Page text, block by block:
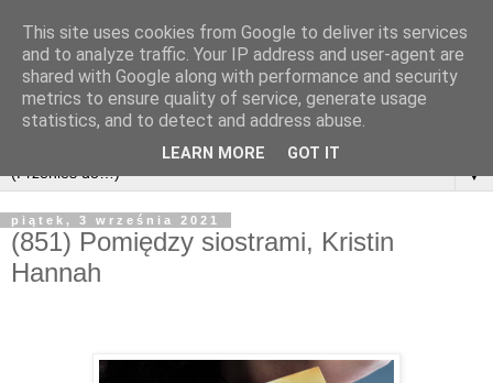
▼
piątek, 3 września 2021
(851) Pomiędzy siostrami, Kristin
Hannah
This site uses cookies from Google to deliver its services
and to analyze traffic. Your IP address and user-agent are
shared with Google along with performance and security
metrics to ensure quality of service, generate usage
statistics, and to detect and address abuse.
LEARN MORE GOT IT